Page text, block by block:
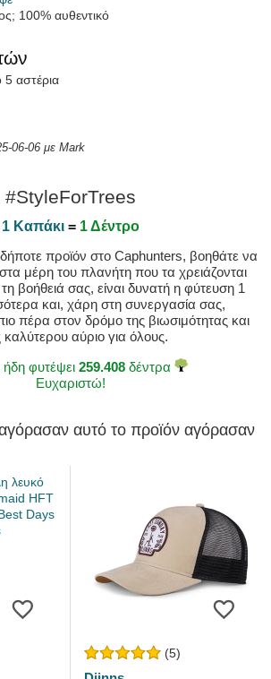
100% αυθεντικό
αστέρια
06-06 με Mark
#StyleForTrees
1 Καπάκι = 1 Δέντρο
προϊόν στο Caphunters, βοηθάτε να
μέρη του πλανήτη που τα χρειάζονται
βοήθειά σας, είναι δυνατή η φύτευση 1
και, χάρη στη συνεργασία σας,
πέρα στον δρόμο της βιωσιμότητας και
καλύτερου αύριο για όλους.
φυτέψει 259.408 δέντρα
Ευχαριστώ!
αυτό το προϊόν αγόρασαν
(5)